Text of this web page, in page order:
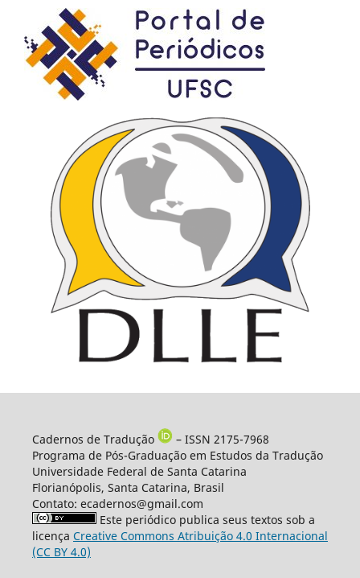
Cadernos de Tradução
– ISSN 2175-7968
Programa de Pós-Graduação em Estudos da Tradução
Universidade Federal de Santa Catarina
Florianópolis, Santa Catarina, Brasil
Contato: ecadernos@gmail.com
Este periódico publica seus textos sob a
licença Creative Commons Atribuição 4.0 Internacional
(CC BY 4.0)